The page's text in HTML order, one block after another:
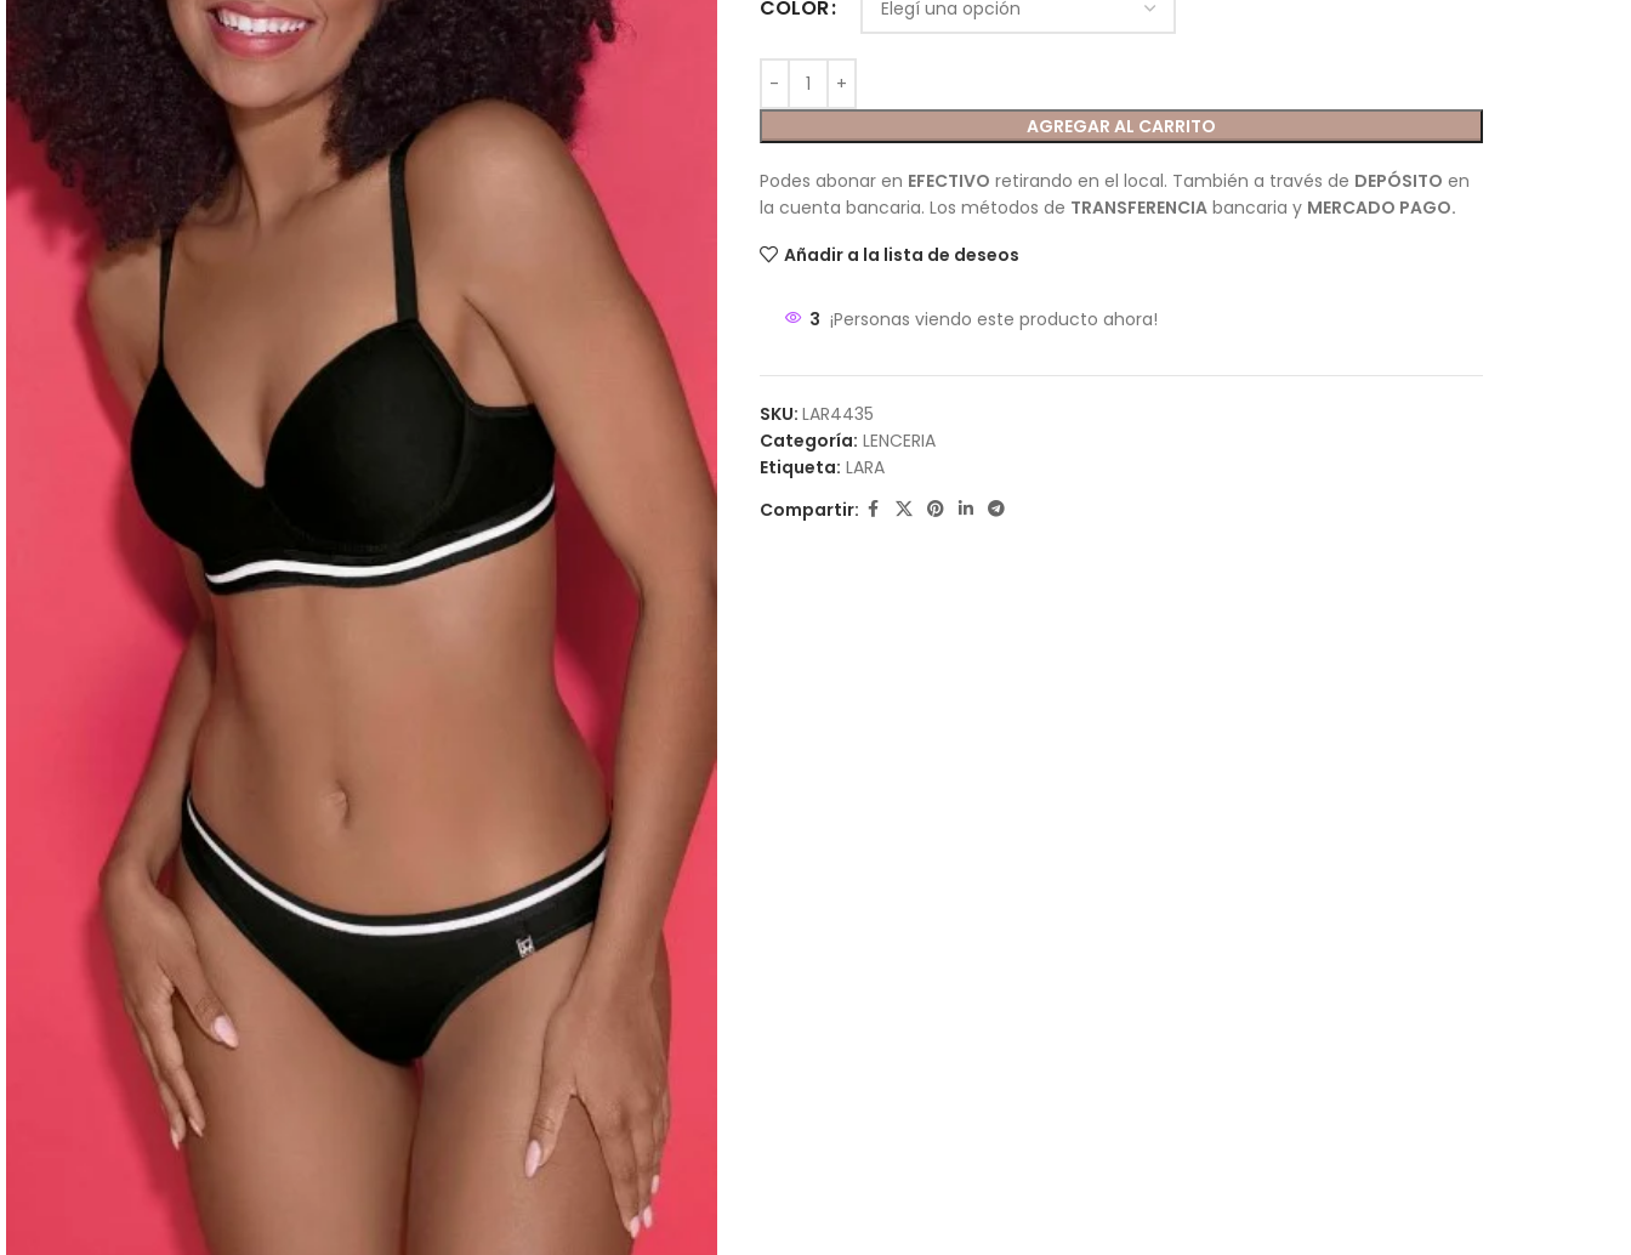
COLOR
AGREGAR AL CARRITO
Podes abonar en EFECTIVO retirando en el local. También a través de DEPÓSITO en
la cuenta bancaria. Los métodos de TRANSFERENCIAbancaria y MERCADO PAGO.
Añadir a la lista de deseos
3 ¡Personas viendo este producto ahora!
SKU: LAR4435
Categoría: LENCERIA
Etiqueta: LARA
Compartir: